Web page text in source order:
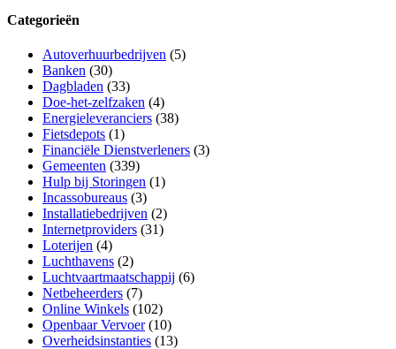
Categorieën
Autoverhuurbedrijven (5)
Banken (30)
Dagbladen (33)
Doe-het-zelfzaken (4)
Energieleveranciers (38)
Fietsdepots (1)
Financiële Dienstverleners (3)
Gemeenten (339)
Hulp bij Storingen (1)
Incassobureaus (3)
Installatiebedrijven (2)
Internetproviders (31)
Loterijen (4)
Luchthavens (2)
Luchtvaartmaatschappij (6)
Netbeheerders (7)
Online Winkels (102)
Openbaar Vervoer(10)
Overheidsinstanties (13)